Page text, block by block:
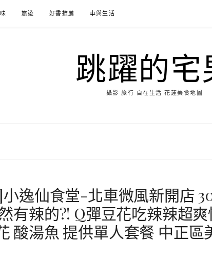
旅遊 好書推薦 車與生活
跳躍的宅
攝影 旅行 自在生活 花蓮美食地圖
逸仙食堂-北車微風新開店
有辣的?! Q彈豆花吃辣辣超爽
酸湯魚 提供單人套餐 中正區